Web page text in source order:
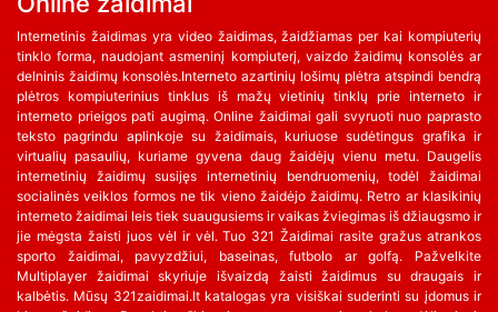
Internetinis žaidimas yra video žaidimas, žaidžiamas per kai kompiuterių
tinklo forma, naudojant asmeninį kompiuterį, vaizdo žaidimų konsolės ar
delninis žaidimų konsolės.Interneto azartinių lošimų plėtra atspindi bendrą
plėtros kompiuterinius tinklus iš mažų vietinių tinklų prie interneto ir
interneto prieigos pati augimą. Online žaidimai gali svyruoti nuo paprasto
teksto pagrindu aplinkoje su žaidimais, kuriuose sudėtingus grafika ir
virtualių pasaulių, kuriame gyvena daug žaidėjų vienu metu. Daugelis
internetinių žaidimų susijęs internetinių bendruomenių, todėl žaidimai
socialinės veiklos formos ne tik vieno žaidėjo žaidimų. Retro ar klasikinių
interneto žaidimai leis tiek suaugusiems ir vaikas žviegimas iš džiaugsmo ir
jie mėgsta žaisti juos vėl ir vėl. Tuo 321 Žaidimai rasite gražus atrankos
sporto žaidimai, pavyzdžiui, baseinas, futbolo ar golfą. Pažvelkite
Multiplayer žaidimai skyriuje išvaizdą žaisti žaidimus su draugais ir
kalbėtis. Mūsų 321zaidimai.lt katalogas yra visiškai suderinti su įdomus ir